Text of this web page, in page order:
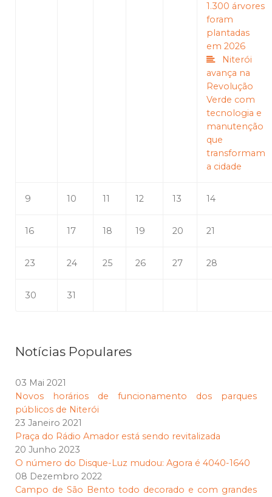
1.300 árvores
foram
plantadas
em 2026
Niterói
avança na
Revolução
Verde com
tecnologia e
manutenção
que
transformam
a cidade
9 10 11 12 13 14
16 17 18 19 20 21
23 24 25 26 27 28
30 31
Notícias Populares
03 Mai 2021
Novos horários de funcionamento dos parques
públicos de Niterói
23 Janeiro 2021
Praça do Rádio Amador está sendo revitalizada
20 Junho 2023
O número do Disque-Luz mudou: Agora é 4040-1640
08 Dezembro 2022
Campo de São Bento todo decorado e com grandes